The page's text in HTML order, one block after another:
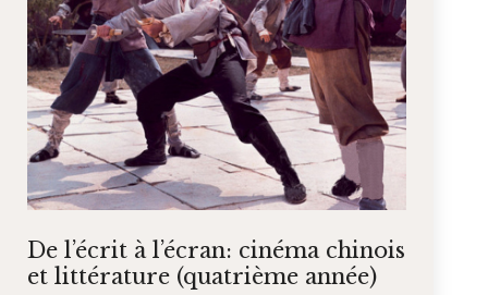
De l’écrit à l’écran: cinéma chinois
et littérature (quatrième année)